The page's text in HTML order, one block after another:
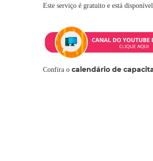
Este serviço é gratuito e está
Confira o calendário de